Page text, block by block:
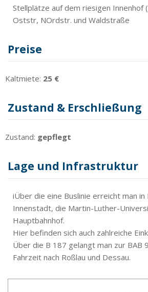
Stellplätze auf dem riesigen Innenhof
Oststr, NOrdstr. und Waldstraße
Preise
Kaltmiete: 25 €
Zustand & Erschließung
Zustand: gepflegt
Lage und Infrastruktur
iÜber die eine Buslinie erreicht man in
Innenstadt, die Martin-Luther-
Hauptbahnhof.
Hier befinden sich auch zahlreiche
Über die B 187 gelangt man zur BAB
Fahrzeit nach Roßlau und Dessau.